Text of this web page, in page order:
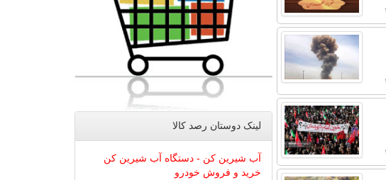
لینک دوستان رصد كالا
آب شیرین کن - دستگاه آب شیرین کن
خرید و فروش خودرو